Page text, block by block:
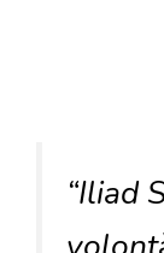
“Iliad